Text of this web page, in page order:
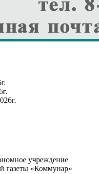
учреждение
газеты «Коммунар»